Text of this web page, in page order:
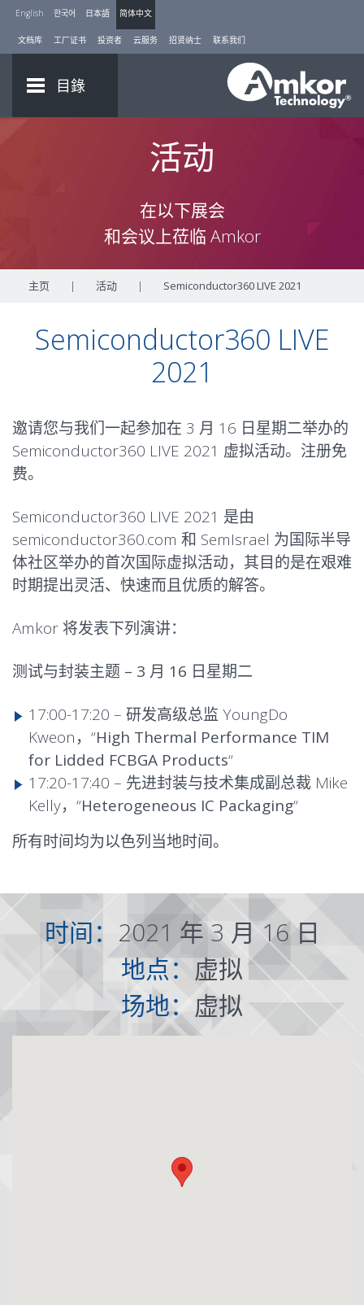
English 한국어 日本語 简体中文
文档库 工厂证书 投资者 云服务 招贤纳士 联系我们
目錄
活动
在以下展会
和会议上莅临 Amkor
主页 | 活动 | Semiconductor360 LIVE 2021
Semiconductor360 LIVE
2021
邀请您与我们一起参加在 3 月 16 日星期二举办的
Semiconductor360 LIVE 2021 虚拟活动。注册免
费。
Semiconductor360 LIVE 2021 是由
semiconductor360.com 和 SemIsrael 为国际半导
体社区举办的首次国际虚拟活动，其目的是在艰难
时期提出灵活、快速而且优质的解答。
Amkor 将发表下列演讲：
测试与封装主题 – 3 月 16 日星期二
17:00-17:20 – 研发高级总监 YoungDo
Kweon，“High Thermal Performance TIM
for Lidded FCBGA Products“
17:20-17:40 – 先进封装与技术集成副总裁 Mike
Kelly，“Heterogeneous IC Packaging“
所有时间均为以色列当地时间。
时间： 2021 年 3 月 16 日
地点：虚拟
场地： 虚拟